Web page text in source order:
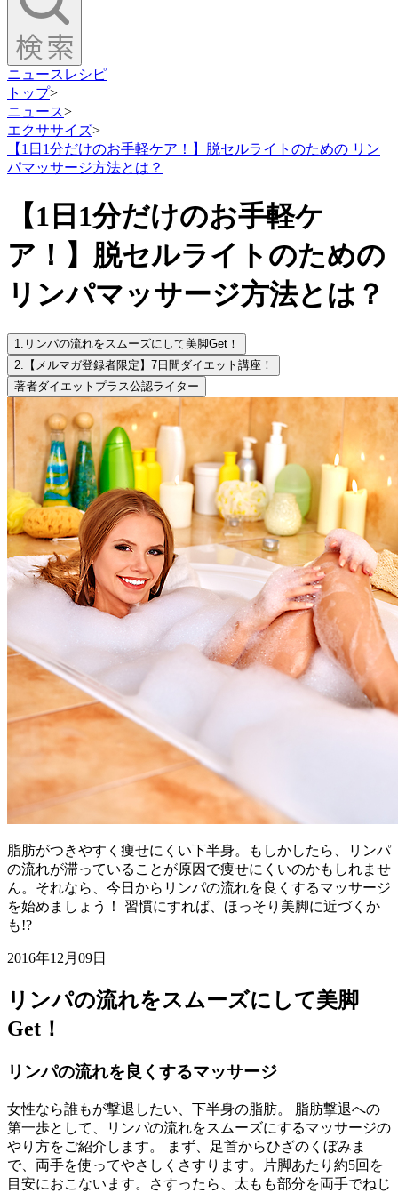
ニュース レシピ
トップ>
ニュース>
エクササイズ>
【1日1分だけのお手軽ケア！】脱セルライトのための リン
パマッサージ方法とは？
【1日1分だけのお手軽ケ
ア！】脱セルライトのための
リンパマッサージ方法とは？
1. リンパの流れをスムーズにして美脚Get！
2. 【メルマガ登録者限定】7日間ダイエット講座！
著者ダイエットプラス公認ライター
脂肪がつきやすく痩せにくい下半身。もしかしたら、リンパ
の流れが滞っていることが原因で痩せにくいのかもしれませ
ん。それなら、今日からリンパの流れを良くするマッサージ
を始めましょう！ 習慣にすれば、ほっそり美脚に近づくか
も!?
2016年12月09日
リンパの流れをスムーズにして美脚
Get！
リンパの流れを良くするマッサージ
女性なら誰もが撃退したい、下半身の脂肪。 脂肪撃退への
第一歩として、リンパの流れをスムーズにするマッサージの
やり方をご紹介します。 まず、足首からひざのくぼみま
で、両手を使ってやさしくさすります。片脚あたり約5回を
目安におこないます。さすったら、太もも部分を両手でねじ